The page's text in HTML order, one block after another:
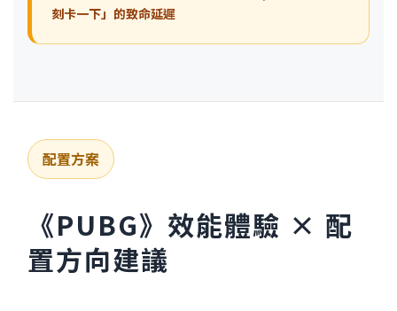
刻卡一下」的致命延遲
配置方案
《PUBG》效能體驗 × 配
置方向建議